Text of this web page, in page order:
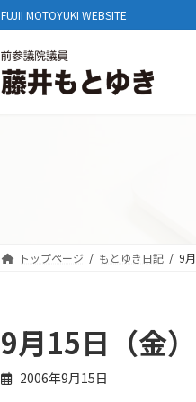
FUJII MOTOYUKI WEBSITE
トップページ もとゆき日記 9
9月15日（金
2006年9月15日